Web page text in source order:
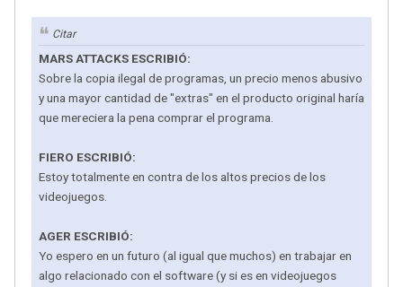
Citar
MARS ATTACKS ESCRIBIÓ:
Sobre la copia ilegal de programas, un precio menos abusivo
y una mayor cantidad de "extras" en el producto original haría
que mereciera la pena comprar el programa.
FIERO ESCRIBIÓ:
Estoy totalmente en contra de los altos precios de los
videojuegos.
AGER ESCRIBIÓ:
Yo espero en un futuro (al igual que muchos) en trabajar en
algo relacionado con el software (y si es en videojuegos